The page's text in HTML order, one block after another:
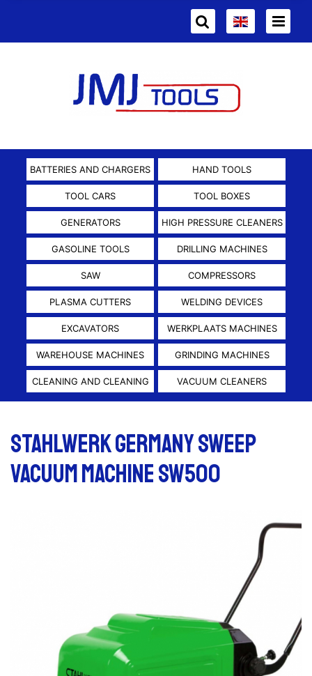
BATTERIES AND CHARGERS HAND TOOLS
TOOL CARS TOOL BOXES
GENERATORS HIGH PRESSURE CLEANERS
GASOLINE TOOLS DRILLING MACHINES
SAW COMPRESSORS
PLASMA CUTTERS WELDING DEVICES
EXCAVATORS WERKPLAATS MACHINES
WAREHOUSE MACHINES GRINDING MACHINES
CLEANING AND CLEANING VACUUM CLEANERS
STAHLWERK GERMANY SWEEP
VACUUM MACHINE SW500